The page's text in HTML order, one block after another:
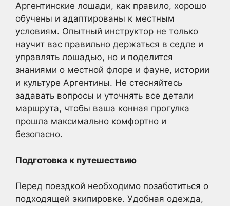
Аргентинские лошади, как правило, хорошо
обучены и адаптированы к местным
условиям. Опытный инструктор не только
научит вас правильно держаться в седле и
управлять лошадью, но и поделится
знаниями о местной флоре и фауне, истории
и культуре Аргентины. Не стесняйтесь
задавать вопросы и уточнять все детали
маршрута, чтобы ваша конная прогулка
прошла максимально комфортно и
безопасно.
Подготовка к путешествию
Перед поездкой необходимо позаботиться о
подходящей экипировке. Удобная одежда,